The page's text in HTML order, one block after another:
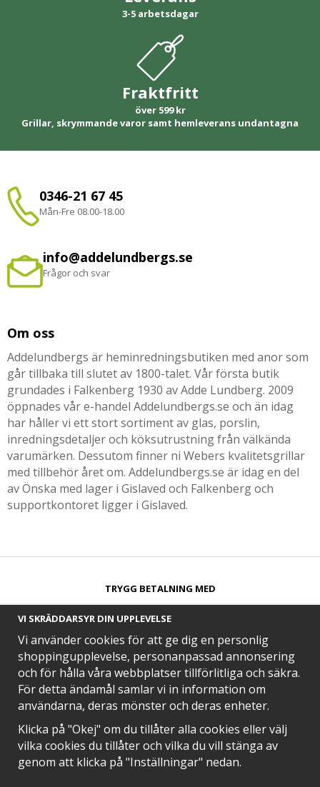
3-5 arbetsdagar
Fraktfritt
över 599 kr
Grillar, skrymmande varor samt hemleverans undantagna
0346-21 67 45
Mån-Fre 08.00-18.00
info@addelundbergs.se
Frågor och svar
Om oss
Addelundbergs är heminredningsbutiken med anor som
går tillbaka till slutet av 1800-talet. Vår första butik
grundades i Falkenberg 1930 av Adde Lundberg. 2009
öppnades vår e-handel Addelundbergs.se och än idag
har håller vi ett stort sortiment av glas, porslin,
inredningsdetaljer och köksutrustning från välkända
varumärken. Dessutom finner ni Webers kvalitetsgrillar
med tillbehör året om. Addelundbergs.se är idag en del
av Önska med lager i Gislaved och Falkenberg och
supportkontoret ligger i Gislaved.
TRYGG BETALNING MED​
SNABB LEVERANS MED
EN DEL AV
VI SKRÄDDARSYR DIN UPPLEVELSE
Vi använder cookies för att ge dig en personlig
shoppingupplevelse, personanpassad annonsering
och för hålla våra webbplatser tillförlitliga och säkra.
För detta ändamål samlar vi in information om
användarna, deras mönster och deras enheter.
Klicka på "Okej" om du tillåter alla cookies eller välj
vilka cookies du tillåter och vilka du vill stänga av
genom att klicka på "Inställningar" nedan.